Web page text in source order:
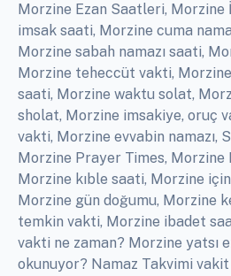
Morzine Ezan Saatleri,
imsak saati, Morzine cuma
Morzine sabah namazı saati,
Morzine teheccüt vakti,
saati, Morzine waktu solat,
sholat, Morzine imsakiye, oruç
vakti, Morzine evvabin namazı,
Morzine Prayer Times, Morzine
Morzine kıble saati, Morzine
Morzine gün doğumu, Morzine
temkin vakti, Morzine ibadet
vakti ne zaman? Morzine yatsı
okunuyor? Namaz Takvimi